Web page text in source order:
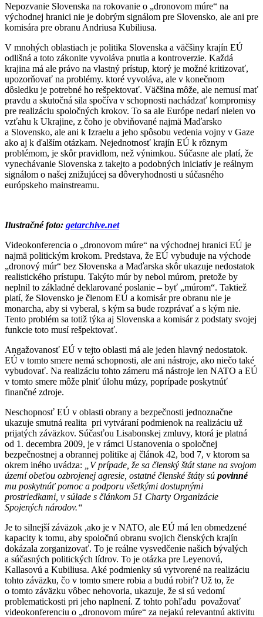
Nepozvanie Slovenska na rokovanie o „dronovom múre“ na
východnej hranici nie je dobrým signálom pre Slovensko, ale ani pre
komisára pre obranu Andriusa Kubiliusa.
V mnohých oblastiach je politika Slovenska a väčšiny krajín EÚ
odlišná a toto zákonite vyvoláva pnutia a kontroverzie. Každá
krajina má ale právo na vlastný prístup, ktorý je možné kritizovať,
upozorňovať na problémy. ktoré vyvoláva, ale v konečnom
dôsledku je potrebné ho rešpektovať. Väčšina môže, ale nemusí mať
pravdu a skutočná sila spočíva v schopnosti nachádzať kompromisy
pre realizáciu spoločných krokov. To sa ale Európe nedarí nielen vo
vzťahu k Ukrajine, z čoho je obviňované najmä Maďarsko
a Slovensko, ale ani k Izraelu a jeho spôsobu vedenia vojny v Gaze
ako aj k ďalším otázkam. Nejednotnosť krajín EÚ k rôznym
problémom, je skôr pravidlom, než výnimkou. Súčasne ale platí, že
vynechávanie Slovenska z takejto a podobných iniciatív je reálnym
signálom o našej znižujúcej sa dôveryhodnosti u súčasného
európskeho mainstreamu.
Ilustračné foto: getarchive.net
Videokonferencia o „dronovom múre“ na východnej hranici EÚ je
najmä politickým krokom. Predstava, že EÚ vybuduje na východe
„dronový múr“ bez Slovenska a Maďarska skôr ukazuje nedostatok
realistického prístupu. Takýto múr by nebol múrom, pretože by
neplnil to základné deklarované poslanie – byť „múrom“. Taktiež
platí, že Slovensko je členom EÚ a komisár pre obranu nie je
monarcha, aby si vyberal, s kým sa bude rozprávať a s kým nie.
Tento problém sa totiž týka aj Slovenska a komisár z podstaty svojej
funkcie toto musí rešpektovať.
Angažovanosť EÚ v tejto oblasti má ale jeden hlavný nedostatok.
EÚ v tomto smere nemá schopnosti, ale ani nástroje, ako niečo také
vybudovať. Na realizáciu tohto zámeru má nástroje len NATO a EÚ
v tomto smere môže plniť úlohu múzy, poprípade poskytnúť
finančné zdroje.
Neschopnosť EÚ v oblasti obrany a bezpečnosti jednoznačne
ukazuje smutná realita pri vytváraní podmienok na realizáciu už
prijatých záväzkov. Súčasťou Lisabonskej zmluvy, ktorá je platná
od 1. decembra 2009, je v rámci Ustanovenia o spoločnej
bezpečnostnej a obrannej politike aj článok 42, bod 7, v ktorom sa
okrem iného uvádza:
„V prípade, že sa členský štát stane na svojom
území obeťou ozbrojenej agresie, ostatné členské štáty sú povinné
mu poskytnúť pomoc a podporu všetkými dostupnými
prostriedkami, v súlade s článkom 51 Charty Organizácie
Spojených národov.“
Je to silnejší záväzok ,ako je v NATO, ale EÚ má len obmedzené
kapacity k tomu, aby spoločnú obranu svojich členských krajín
dokázala zorganizovať. To je reálne vysvedčenie našich bývalých
a súčasných politických lídrov. To je otázka pre Leyenovú,
Kallasovú a Kubiliusa. Aké podmienky sú vytvorené na realizáciu
tohto záväzku, čo v tomto smere robia a budú robiť? Už to, že
o tomto záväzku vôbec nehovoria, ukazuje, že si sú vedomí
problematickosti pri jeho naplnení. Z tohto pohľadu považovať
videokonferenciu o „dronovom múre“ za nejakú relevantnú aktivitu